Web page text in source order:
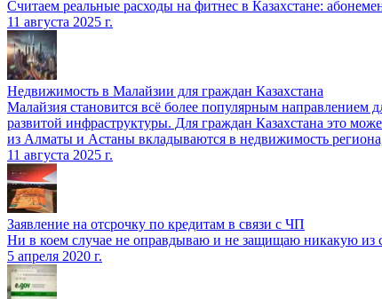
Считаем реальные расходы на фитнес в Казахстане:
11 августа 2025 г.
Недвижимость в Малайзии для граждан Казахстана
Малайзия становится всё более популярным
развитой инфраструктуры. Для граждан Казахстана это
из Алматы и Астаны вкладываются в недвижимость
11 августа 2025 г.
Заявление на отсрочку по кредитам в связи с ЧП
Ни в коем случае не оправдываю и не защищаю никакую из
5 апреля 2020 г.